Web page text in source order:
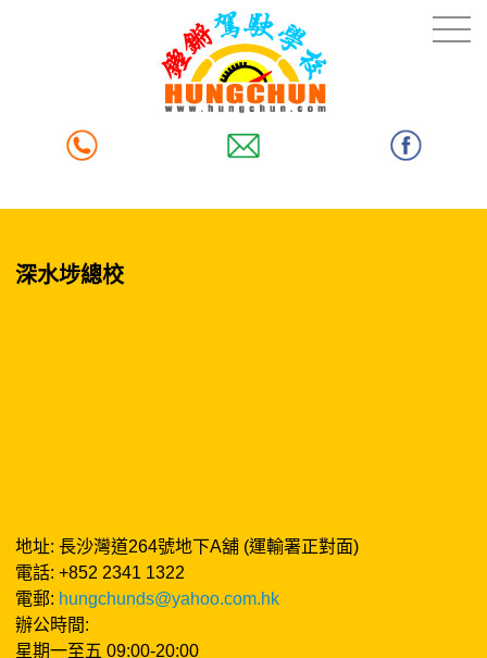
深水埗總校
地址: 長沙灣道264號地下A舖 (運輸署正對面)
電話: +852 2341 1322
電郵: hungchunds@yahoo.com.hk
辦公時間:
星期一至五 09:00-20:00